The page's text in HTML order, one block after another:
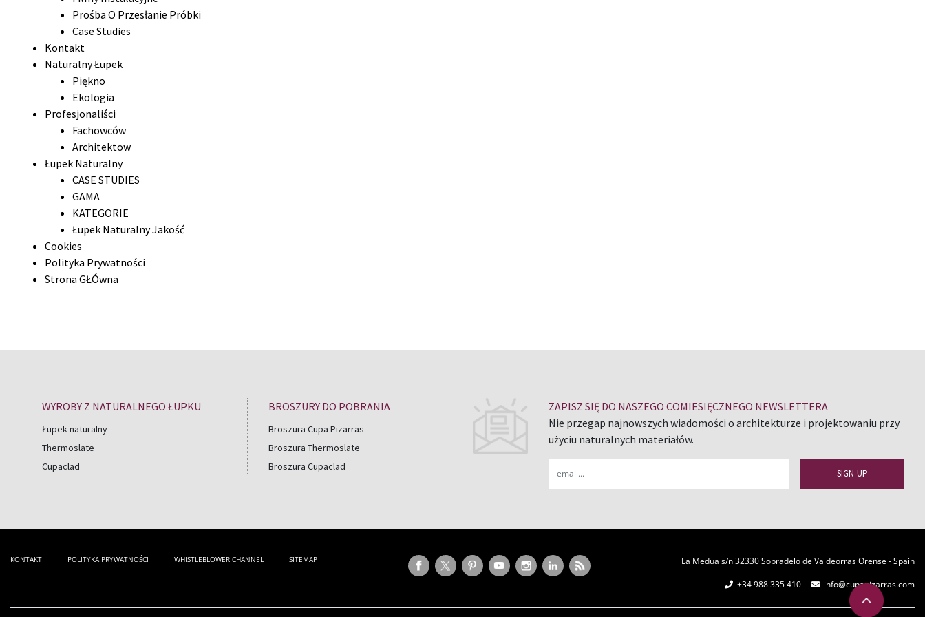
Prośba O Przesłanie Próbki
Case Studies
Kontakt
Naturalny Łupek
Piękno
Ekologia
Profesjonaliści
Fachowców
Architektow
Łupek Naturalny
CASE STUDIES
GAMA
KATEGORIE
Łupek Naturalny Jakość
Cookies
Polityka Prywatności
Strona GŁÓwna
WYROBY Z NATURALNEGO ŁUPKU
Łupek naturalny
Thermoslate
Cupaclad
BROSZURY DO POBRANIA
Broszura Cupa Pizarras
Broszura Thermoslate
Broszura Cupaclad
ZAPISZ SIĘ DO NASZEGO COMIESIĘCZNEGO NEWSLETTERA
Nie przegap najnowszych wiadomości o architekturze i projektowaniu przy
użyciu naturalnych materiałów.
KONTAKT POLITYKA PRYWATNOŚCI WHISTLEBLOWER CHANNEL SITEMAP
La Medua s/n 32330 Sobradelo de Valdeorras Orense - Spain
+34 988 335 410
info@cupapizarras.com